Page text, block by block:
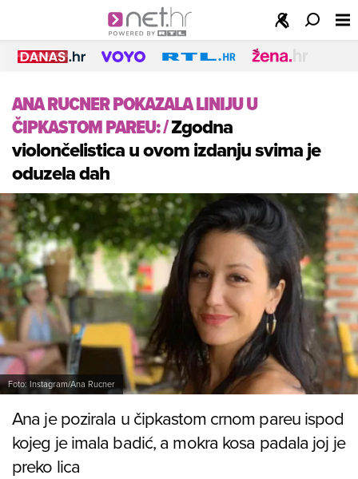
ANA RUCNER POKAZALA LINIJU U
ČIPKASTOM PAREU:/Zgodna
violončelistica u ovom izdanju svima je
oduzela dah
Foto: Instagram/Ana Rucner
Ana je pozirala u čipkastom crnom pareu ispod
kojeg je imala badić, a mokra kosa padala joj je
preko lica